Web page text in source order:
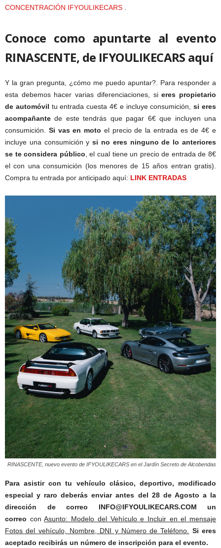
CONCENTRACIÓN IFYOULIKECARS
Conoce como apuntarte al evento
RINASCENTE, de IFYOULIKECARS aquí
Y la gran pregunta, ¿cómo me puedo apuntar?. Para responder a
esta debemos hacer varias diferenciaciones, sieres propietario
de automóvil tu entrada cuesta 4€ e incluye consumición,si eres
acompañante de este tendrás que pagar 6€ que incluyen una
consumición. Si vas en moto el precio de la entrada es de 4€ e
incluye una consumición ysi no eres ninguno de lo anteriores
se te considera público , el cual tiene un precio de entrada de 8€
el con una consumición (los menores de 15 años entran gratis).
Compra tu entrada por anticipado aquí: LINK ENTRADAS
RINASCENTE, nuevo evento de IFYOULIKECARS en el Jardín Secreto de Alcobendas
Para asistir con tu vehículo clásico, deportivo, modificado
especial y raro deberás enviar antes del 28 de Agosto a la
dirección de correo INFO@IFYOULIKECARS.COM un
correo conAsunto: Modelo del Vehículo e Incluir en el mensaje
Fotos del vehículo, Nombre, DNI y Número de Teléfono.
Si eres
aceptado recibirás un número de inscripción para el evento.